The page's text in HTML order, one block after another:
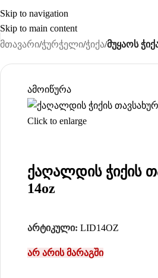
Skip to navigation
Skip to main content
მთავარი ჭურჭელი ჭიქა მუყაოს
ამოიწურა
Click to enlarge
ქაღალდის ჭიქის
14oz
არტიკული: LID14OZ
არ არის მარაგში